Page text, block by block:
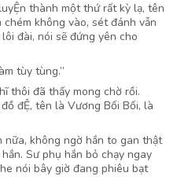
thành một thứ rất kỳ lạ, tên
chém không vào, sét đánh vẫn
đài, nói sẽ đứng yên cho
tùy tùng.”
thôi đã thấy mong chờ rồi.
đỆ, tên là Vương Bối Bối, là
nữa, không ngờ hắn to gan thật
Sư phụ hắn bỏ chạy ngay
nói bây giờ đang phiêu bạt